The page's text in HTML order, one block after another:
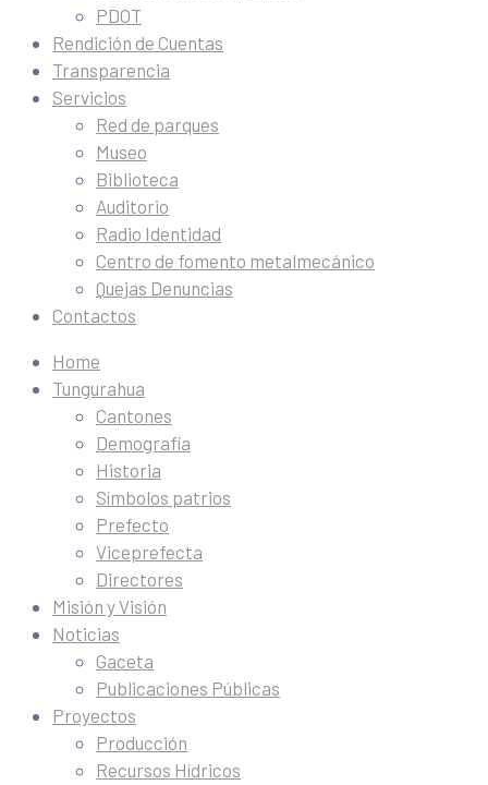
PDOT
Rendición de Cuentas
Transparencia
Servicios
Red de parques
Museo
Biblioteca
Auditorio
Radio Identidad
Centro de fomento metalmecánico
Quejas Denuncias
Contactos
Home
Tungurahua
Cantones
Demografía
Historia
Símbolos patrios
Prefecto
Viceprefecta
Directores
Misión y Visión
Noticias
Gaceta
Publicaciones Públicas
Proyectos
Producción
Recursos Hídricos